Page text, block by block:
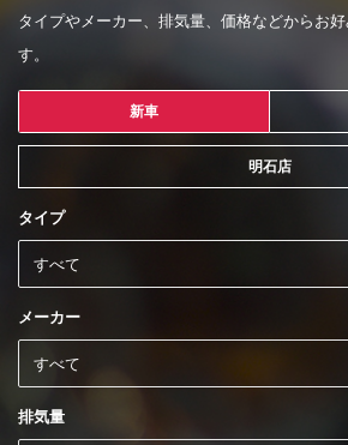
タイプやメーカー、排気量、価格などからお
す。
新車
明石店
タイプ
メーカー
排気量